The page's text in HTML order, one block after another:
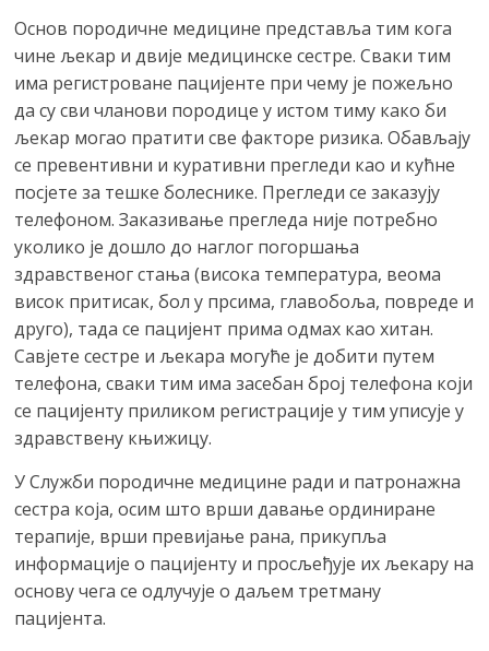
Основ породичне медицине представља тим кога
чине љекар и двије медицинске сестре. Сваки тим
има регистроване пацијенте при чему је пожељно
да су сви чланови породице у истом тиму како би
љекар могао пратити све факторе ризика. Обављају
се превентивни и куративни прегледи као и кућне
посјете за тешке болеснике. Прегледи се заказују
телефоном. Заказивање прегледа није потребно
уколико је дошло до наглог погоршања
здравственог стања (висока температура, веома
висок притисак, бол у прсима, главобоља, повреде и
друго), тада се пацијент прима одмах као хитан.
Савјете сестре и љекара могуће је добити путем
телефона, сваки тим има засебан број телефона који
се пацијенту приликом регистрације у тим уписује у
здравствену књижицу.
У Служби породичне медицине ради и патронажна
сестра која, осим што врши давање ординиране
терапије, врши превијање рана, прикупља
информације о пацијенту и просљеђује их љекару на
основу чега се одлучује о даљем третману
пацијента.